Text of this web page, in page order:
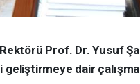
Prof. Dr. Yusuf
dair